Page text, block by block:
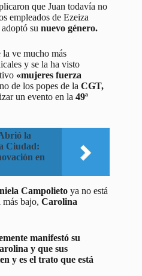
que Juan todavía no
empleados de Ezeiza
su nuevo género.
la ve mucho más
y se la ha visto
«mujeres fuerza
de los popes de la CGT,
un evento en la 49ª
la
Ciudad:
en
Campolieto ya no está
bajo, Carolina
manifestó su
y que sus
y es el trato que está